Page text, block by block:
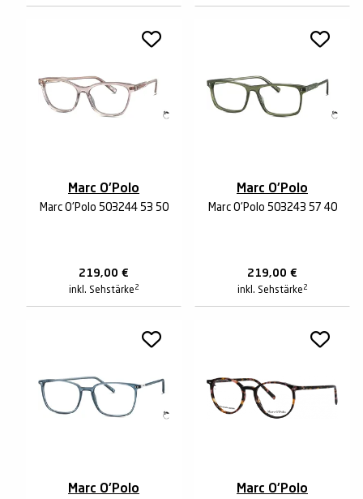
Marc O'Polo
Marc O'Polo 503244 53 50
219,00 €
inkl. Sehstärke 2
Marc O'Polo
Marc O'Polo 503243 57 40
219,00 €
inkl. Sehstärke 2
Marc O'Polo Marc O'Polo